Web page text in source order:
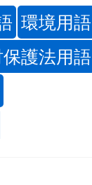
環境用語
護法用語